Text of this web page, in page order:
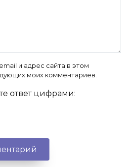
и адрес сайта в этом
моих комментариев.
ответ цифрами: